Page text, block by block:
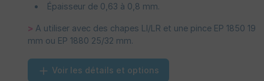
Épaisseur de 0,63 à 0,8 mm.
> A utiliser avec des chapes LI/LR et une pince EP 1850 19
mm ou EP 1880 25/32 mm.
Voir les détails et options